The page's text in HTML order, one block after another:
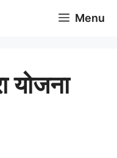
Menu
योजना